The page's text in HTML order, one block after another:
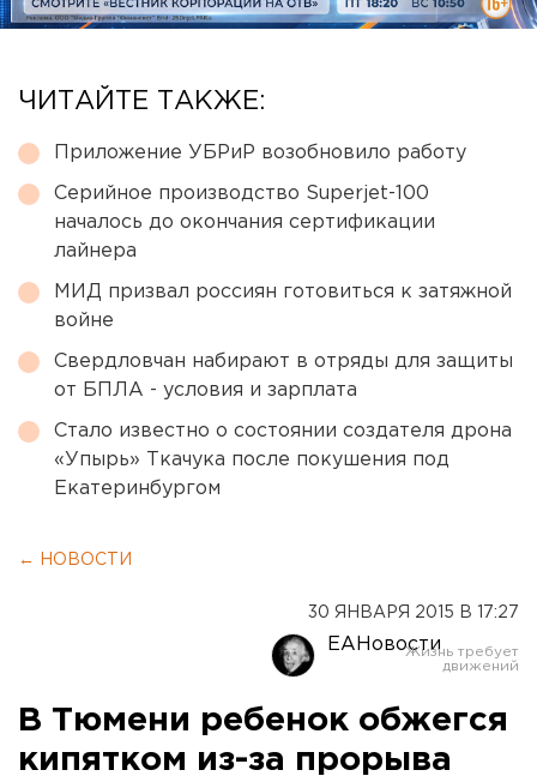
ЧИТАЙТЕ ТАКЖЕ:
Приложение УБРиР возобновило работу
Серийное производство Superjet-100
началось до окончания сертификации
лайнера
МИД призвал россиян готовиться к затяжной
войне
Свердловчан набирают в отряды для защиты
от БПЛА - условия и зарплата
Стало известно о состоянии создателя дрона
«Упырь» Ткачука после покушения под
Екатеринбургом
← НОВОСТИ
30 ЯНВАРЯ 2015 В 17:27
ЕАНовости
В Тюмени ребенок обжегся
кипятком из-за прорыва